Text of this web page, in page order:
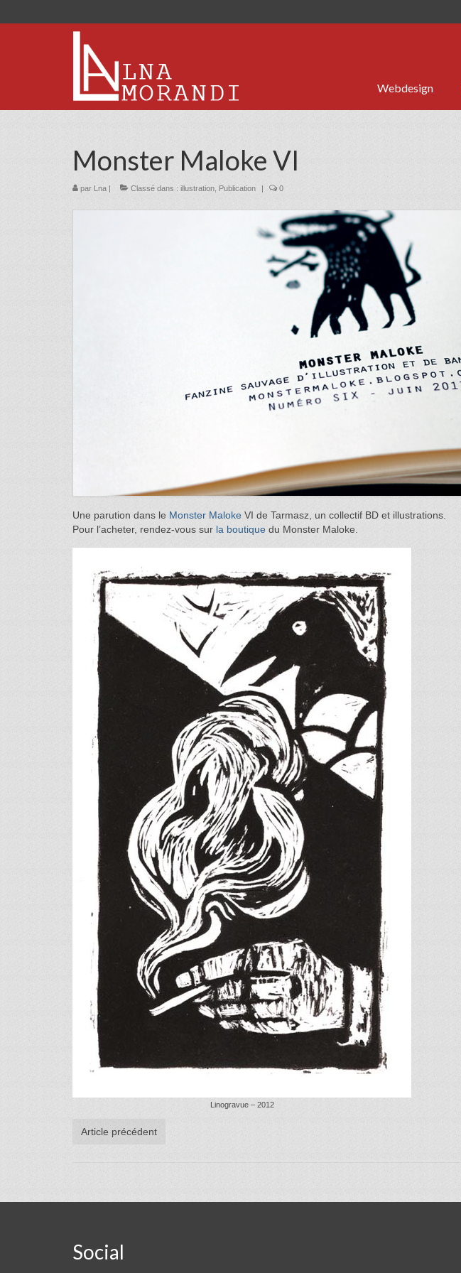
Webdesign
Monster Maloke VI
par Lna Classé dans : illustration Publication 0
Une parution dans le Monster Maloke VI de Tarmasz, un collectif BD et illustrations.
Pour l’acheter, rendez-vous sur la boutique du Monster Maloke.
Linogravue – 2012
Article précédent
Social